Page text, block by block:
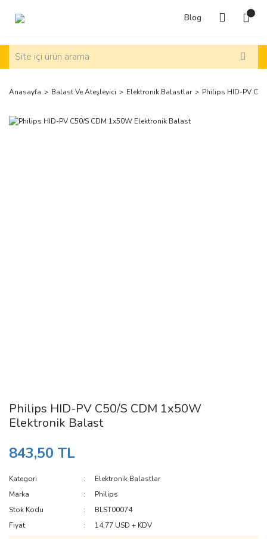
Blog
Anasayfa Balast Ve Ateşleyici Elektronik Balastlar Philips HID-PV
Philips HID-PV C50/S CDM 1x50W
Elektronik Balast
843,50 TL
Kategori
Elektronik Balastlar
Marka
Philips
Stok Kodu
BLST00074
Fiyat
14,77 USD + KDV